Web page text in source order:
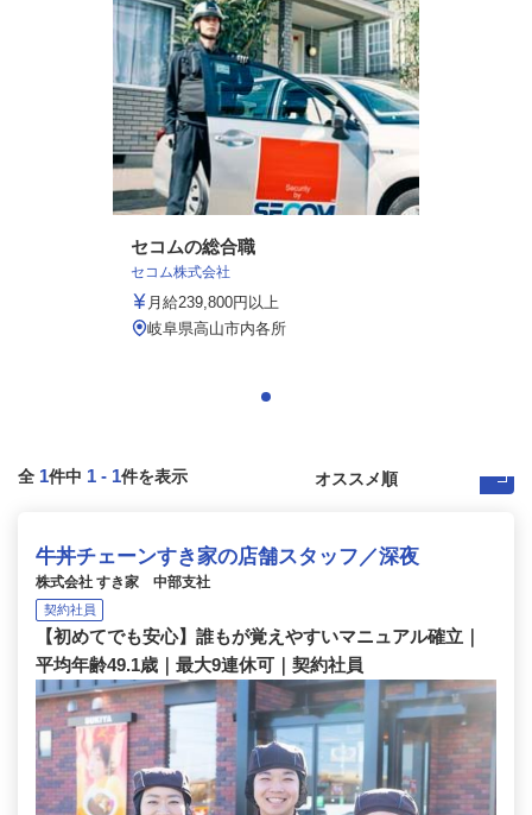
セコムの総合職
セコム株式会社
月給239,800円以上
岐阜県高山市内各所
全 1件中 1 - 1件を表示
牛丼チェーンすき家の店舗スタッフ／深夜
株式会社 すき家 中部支社
契約社員
【初めてでも安心】誰もが覚えやすいマニュアル確立｜
平均年齢49.1歳｜最大9連休可｜契約社員